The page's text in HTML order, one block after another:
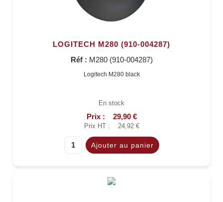
LOGITECH M280 (910-004287)
Réf : M280 (910-004287)
Logitech M280 black
En stock
Prix : 29,90 €
Prix HT : 24,92 €